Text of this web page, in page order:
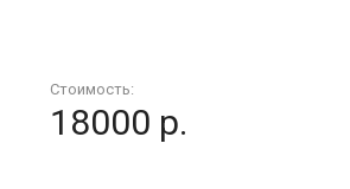
Стоимость:
18000 р.